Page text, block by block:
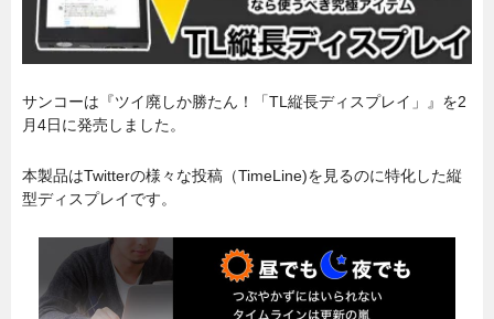
サンコーは『ツイ廃しか勝たん！「TL縦長ディスプレイ」』を2
月4日に発売しました。
本製品はTwitterの様々な投稿（TimeLine)を見るのに特化した縦
型ディスプレイです。